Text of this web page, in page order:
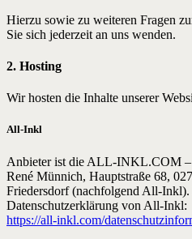
Hierzu sowie zu weiteren Fragen
Sie sich jederzeit an uns wenden.
2. Hosting
Wir hosten die Inhalte unserer
All-Inkl
Anbieter ist die ALL-INKL.COM
René Münnich, Hauptstraße 68,
Friedersdorf (nachfolgend All-Inkl).
Datenschutzerklärung von All-Inkl:
https://all-inkl.com/